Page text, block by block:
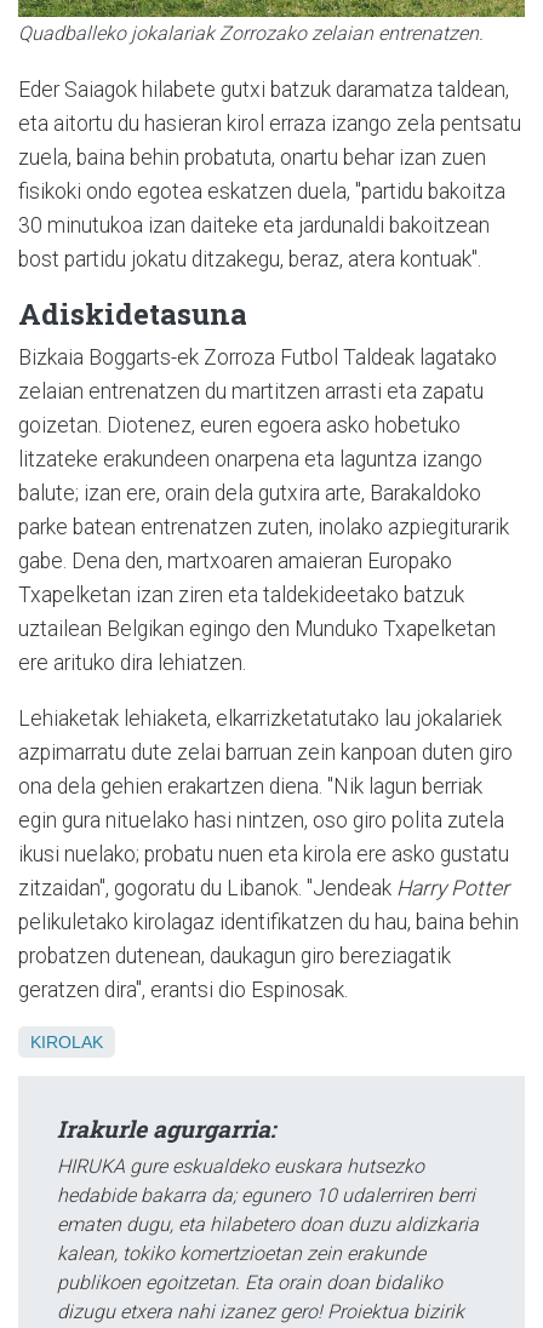
Quadballeko jokalariak Zorrozako zelaian entrenatzen.
Eder Saiagok hilabete gutxi batzuk daramatza taldean,
eta aitortu du hasieran kirol erraza izango zela pentsatu
zuela, baina behin probatuta, onartu behar izan zuen
fisikoki ondo egotea eskatzen duela, "partidu bakoitza
30 minutukoa izan daiteke eta jardunaldi bakoitzean
bost partidu jokatu ditzakegu, beraz, atera kontuak".
Adiskidetasuna
Bizkaia Boggarts-ek Zorroza Futbol Taldeak lagatako
zelaian entrenatzen du martitzen arrasti eta zapatu
goizetan. Diotenez, euren egoera asko hobetuko
litzateke erakundeen onarpena eta laguntza izango
balute; izan ere, orain dela gutxira arte, Barakaldoko
parke batean entrenatzen zuten, inolako azpiegiturarik
gabe. Dena den, martxoaren amaieran Europako
Txapelketan izan ziren eta taldekideetako batzuk
uztailean Belgikan egingo den Munduko Txapelketan
ere arituko dira lehiatzen.
Lehiaketak lehiaketa, elkarrizketatutako lau jokalariek
azpimarratu dute zelai barruan zein kanpoan duten giro
ona dela gehien erakartzen diena. "Nik lagun berriak
egin gura nituelako hasi nintzen, oso giro polita zutela
ikusi nuelako; probatu nuen eta kirola ere asko gustatu
zitzaidan", gogoratu du Libanok. "Jendeak Harry Potter
pelikuletako kirolagaz identifikatzen du hau, baina behin
probatzen dutenean, daukagun giro bereziagatik
geratzen dira", erantsi dio Espinosak.
KIROLAK
Irakurle agurgarria:
HIRUKA gure eskualdeko euskara hutsezko
hedabide bakarra da; egunero 10 udalerriren berri
ematen dugu, eta hilabetero doan duzu aldizkaria
kalean, tokiko komertzioetan zein erakunde
publikoen egoitzetan. Eta orain doan bidaliko
dizugu etxera nahi izanez gero! Proiektua bizirik